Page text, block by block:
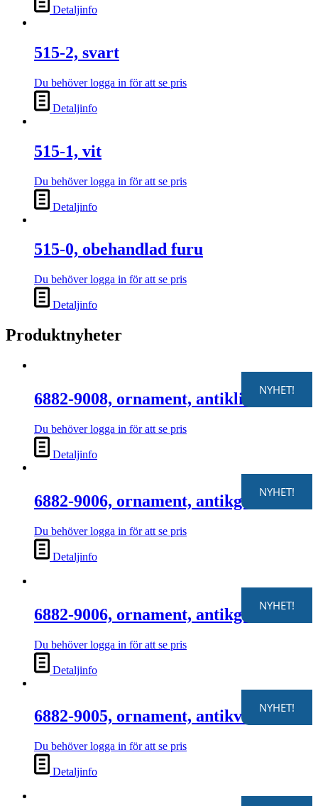
Detaljinfo
515-2, svart
Du behöver logga in för att se pris
Detaljinfo
515-1, vit
Du behöver logga in för att se pris
Detaljinfo
515-0, obehandlad furu
Du behöver logga in för att se pris
Detaljinfo
Produktnyheter
NYHET!
6882-9008, ornament, antiklila
Du behöver logga in för att se pris
Detaljinfo
NYHET!
6882-9006, ornament, antikgrå
Du behöver logga in för att se pris
Detaljinfo
NYHET!
6882-9006, ornament, antikgrön
Du behöver logga in för att se pris
Detaljinfo
NYHET!
6882-9005, ornament, antikvit
Du behöver logga in för att se pris
Detaljinfo